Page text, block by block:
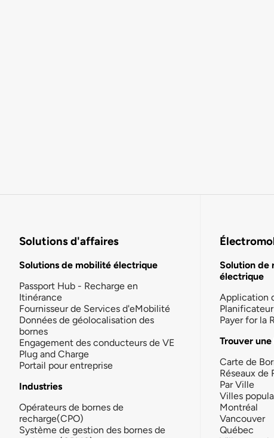
Solutions d'affaires
Solutions de mobilité électrique
Passport Hub - Recharge en
Itinérance
Fournisseur de Services d'eMobilité
Données de géolocalisation des
bornes
Engagement des conducteurs de VE
Plug and Charge
Portail pour entreprise
Industries
Opérateurs de bornes de
recharge(CPO)
Système de gestion des bornes de
Solution de
électrique
Application
Payer for la
Trouver
Carte de
Réseaux de
Par Ville
Villes
Montréal
Vancouver
Québec